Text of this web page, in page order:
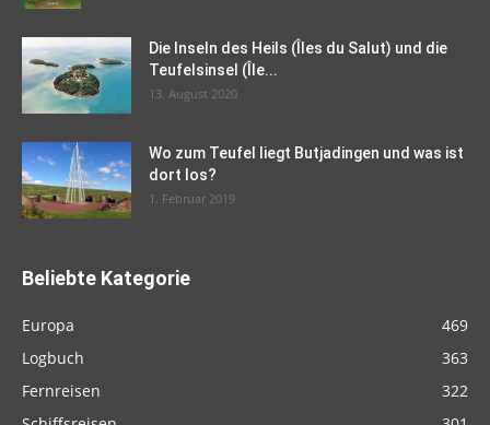
Die Inseln des Heils (Îles du Salut) und die
Teufelsinsel (Île...
13. August 2020
Wo zum Teufel liegt Butjadingen und was ist
dort los?
1. Februar 2019
Beliebte Kategorie
Europa
469
Logbuch
363
Fernreisen
322